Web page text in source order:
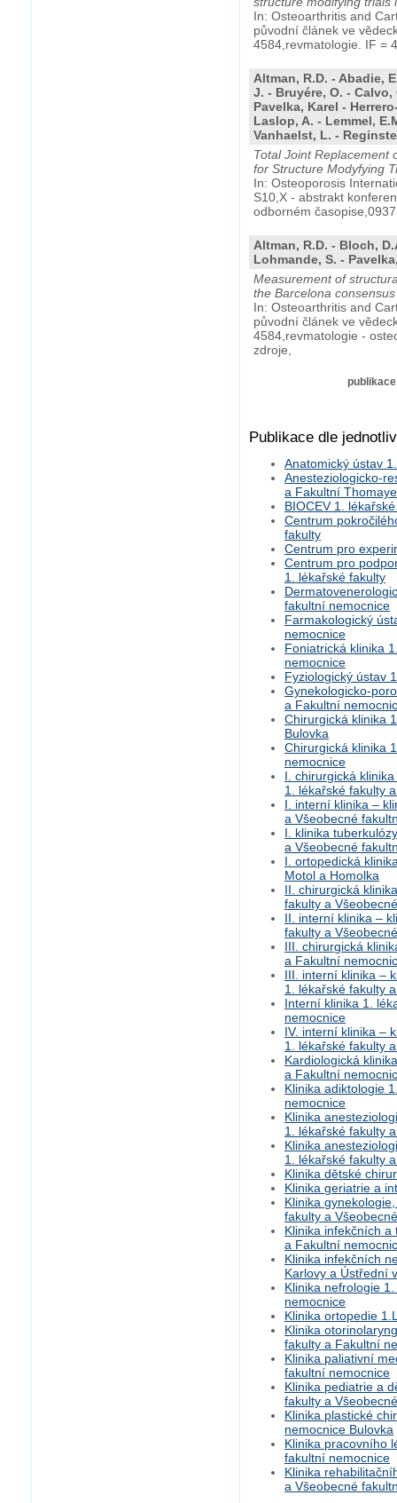
In: Osteoarthritis and
původní článek ve
4584,revmatologie. IF =
Altman, R.D. - Abadie,
J. - Bruyére, O. - Calvo,
Pavelka, Karel -
Laslop, A. - Lemmel,
Vanhaelst, L. -
Total Joint Replacement
for Structure Modyfying
In: Osteoporosis
S10,X - abstrakt
odborném
Altman, R.D. - Bloch,
Lohmande, S. -
Measurement of
the Barcelona
In: Osteoarthritis and
původní článek ve
4584,revmatologie -
zdroje,
publikace
Publikace dle
Anatomický ústav
Anesteziologicko-
a Fakultní
BIOCEV 1.
Centrum
fakulty
Centrum pro
Centrum pro
1. lékařské fakulty
fakultní nemocnice
Farmakologický
nemocnice
Foniatrická klinika
nemocnice
Fyziologický ústav
Gynekologicko-
a Fakultní
Chirurgická klinika
Bulovka
Chirurgická klinika
nemocnice
I. chirurgická
1. lékařské fakulty
I. interní klinika –
a Všeobecné
I. klinika
a Všeobecné
I. ortopedická
Motol a Homolka
II. chirurgická
fakulty a
II. interní klinika –
fakulty a
III. chirurgická
a Fakultní
III. interní klinika –
1. lékařské fakulty
Interní klinika 1.
nemocnice
IV. interní klinika –
1. lékařské fakulty
Kardiologická
a Fakultní
Klinika adiktologie
nemocnice
Klinika
1. lékařské fakulty
Klinika
1. lékařské fakulty
Klinika dětské
Klinika geriatrie a
Klinika
fakulty a
Klinika infekčních
a Fakultní
Klinika infekčních
Karlovy a Ústřední
Klinika nefrologie
nemocnice
Klinika ortopedie
Klinika
fakulty a Fakultní
Klinika paliativní
fakultní nemocnice
Klinika pediatrie a
fakulty a
Klinika plastické
nemocnice Bulovka
Klinika pracovního
fakultní nemocnice
Klinika
a Všeobecné